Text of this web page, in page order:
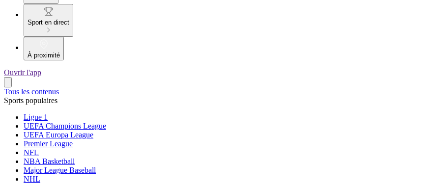
Sport en direct
À proximité
Ouvrir l'app
Tous les contenus
Sports populaires
Ligue 1
UEFA Champions League
UEFA Europa League
Premier League
NFL
NBA Basketball
Major League Baseball
NHL